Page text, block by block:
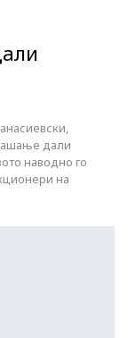
дали
наводно го
на